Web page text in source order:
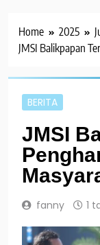
Home 2025
JMSI Balikpapan
BERITA
JMSI
fanny 1